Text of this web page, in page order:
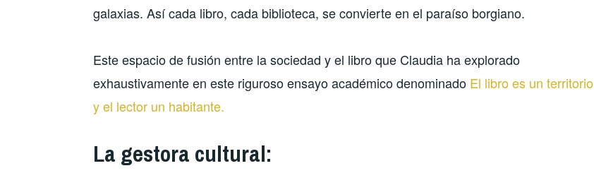
galaxias. Así cada libro, cada biblioteca, se convierte en el paraíso borgiano.
Este espacio de fusión entre la sociedad y el libro que Claudia ha explorado
exhaustivamente en este riguroso ensayo académico denominado El libro es un territorio
y el lector un habitante.
La gestora cultural: